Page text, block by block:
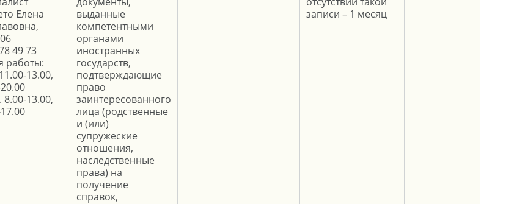
Елена
49 73
работы:
13.00,
8.00-13.00,
выданные
компетентными
органами
иностранных
государств,
подтверждающие
право
заинтересованного
лица (родственные
и (или)
супружеские
отношения,
наследственные
права) на
получение
справок,
записи – 1 месяц